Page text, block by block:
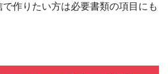
作りたい方は必要書類の項目にも